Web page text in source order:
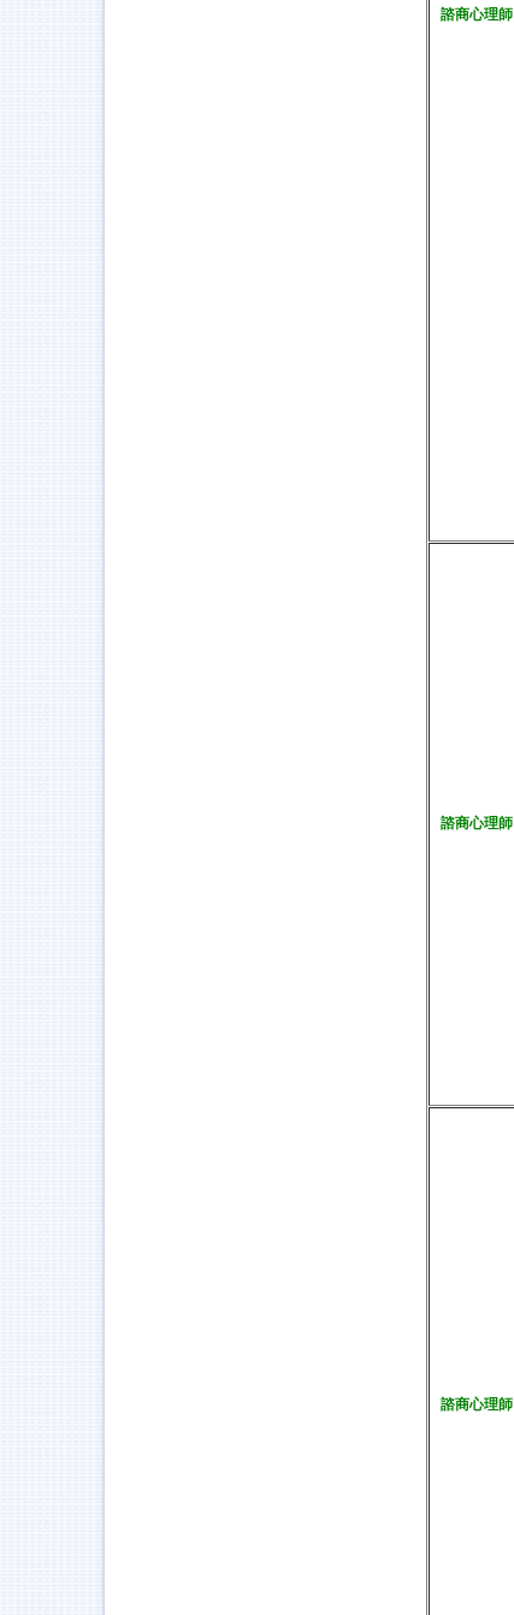
諮商心理師
諮商心理師
諮商心理師